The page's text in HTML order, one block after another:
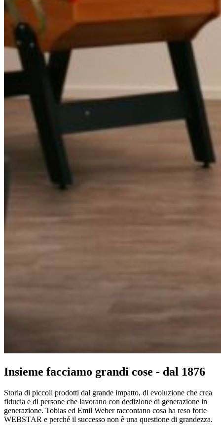
Insieme facciamo grandi cose - dal 1876
Storia di piccoli prodotti dal grande impatto, di evoluzione che crea
fiducia e di persone che lavorano con dedizione di generazione in
generazione. Tobias ed Emil Weber raccontano cosa ha reso forte
WEBSTAR e perché il successo non è una questione di grandezza.